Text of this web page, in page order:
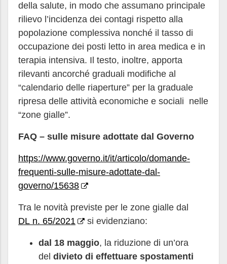
della salute, in modo che assumano principale
rilievo l’incidenza dei contagi rispetto alla
popolazione complessiva nonché il tasso di
occupazione dei posti letto in area medica e in
terapia intensiva. Il testo, inoltre, apporta
rilevanti ancorché graduali modifiche al
“calendario delle riaperture” per la graduale
ripresa delle attività economiche e sociali nelle
“zone gialle”.
FAQ – sulle misure adottate dal Governo
https://www.governo.it/it/articolo/domande-
frequenti-sulle-misure-adottate-dal-
governo/15638
Tra le novità previste per le zone gialle dal
DL n. 65/2021
si evidenziano:
dal 18 maggio, la riduzione di un’ora
del divieto di effettuare spostamenti